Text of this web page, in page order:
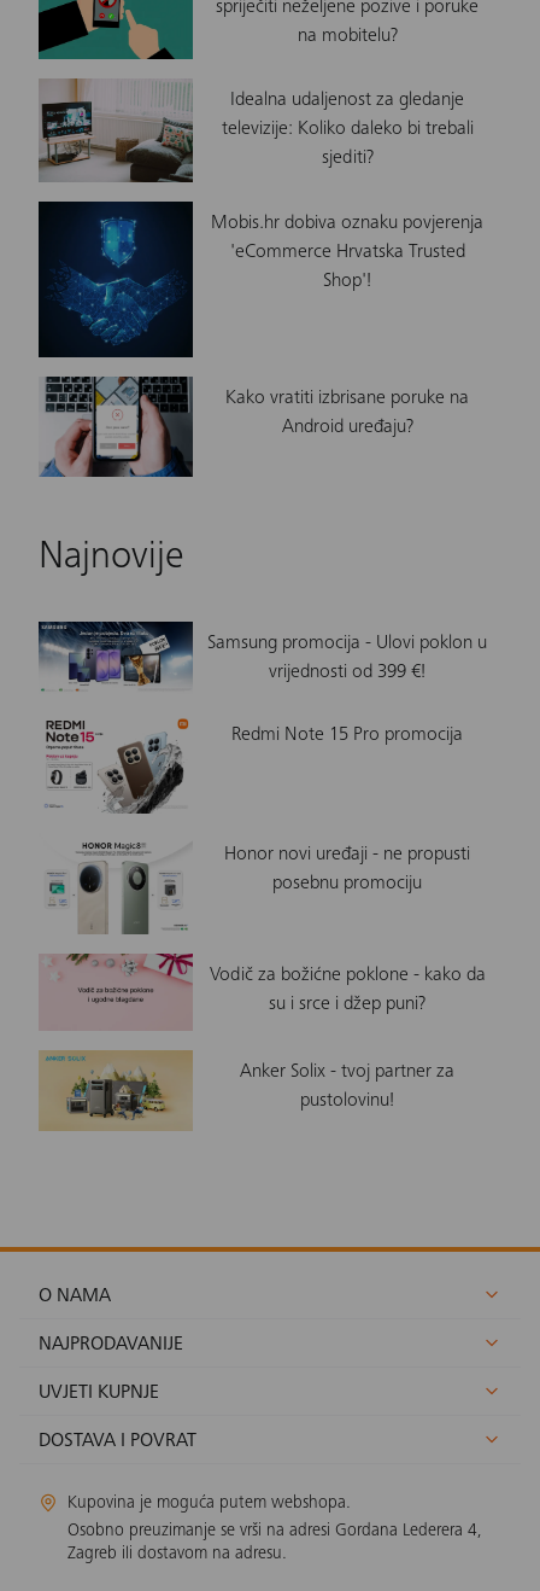
spriječiti neželjene pozive i poruke
na mobitelu?
Idealna udaljenost za gledanje
televizije: Koliko daleko bi trebali
sjediti?
Mobis.hr dobiva oznaku povjerenja
'eCommerce Hrvatska Trusted
Shop'!
Kako vratiti izbrisane poruke na
Android uređaju?
Najnovije
Samsung promocija - Ulovi poklon u
vrijednosti od 399 €!
Redmi Note 15 Pro promocija
Honor novi uređaji - ne propusti
posebnu promociju
Vodič za božićne poklone - kako da
su i srce i džep puni?
Anker Solix - tvoj partner za
pustolovinu!
O NAMA
NAJPRODAVANIJE
UVJETI KUPNJE
DOSTAVA I POVRAT
Kupovina je moguća putem webshopa.
Osobno preuzimanje se vrši na adresi Gordana Lederera 4,
Zagreb ili dostavom na adresu.